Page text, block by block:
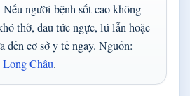
người bệnh sốt cao không
thở, đau tức ngực, lú lẫn hoặc
đến cơ sở y tế ngay. Nguồn:
Châu.